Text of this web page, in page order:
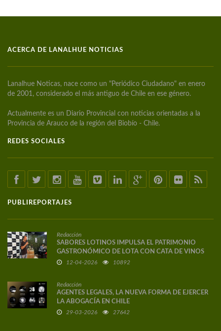
ACERCA DE LANALHUE NOTICIAS
Lanalhue Noticas, nace como un "Periódico Ciudadano" en enero
de 2001, considerado el más antiguo de Chile en ese género.
Actualmente es un Diario Provincial con noticias orientadas a la
Provincia de Arauco de la región del Biobío - Chile.
REDES SOCIALES
PUBLIREPORTAJES
Redacción
SABORES LOTINOS IMPULSA EL PATRIMONIO
GASTRONÓMICO DE LOTA CON CATA DE VINOS
DE AUTOR
12-04-2026 10892
Redacción
AGENTES LEGALES, LA NUEVA FORMA DE EJERCER
LA ABOGACÍA EN CHILE
29-03-2026 27642